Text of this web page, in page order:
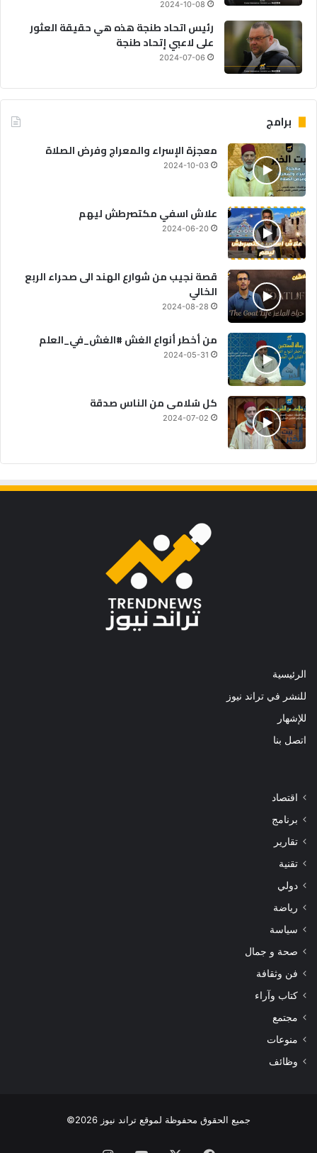
2024-10-08
رئيس اتحاد طنجة هذه هي حقيقة العثور
على لاعبي إتحاد طنجة
2024-07-06
برامج
معجزة الإسراء والمعراج وفرض الصلاة
2024-10-03
علاش اسفي مكتصرطش ليهم
2024-06-20
قصة نجيب من شوارع الهند الى صحراء الربع
الخالي
2024-08-28
من أخطر أنواع الغش #الغش_في_العلم
2024-05-31
كل سُلامى من الناس صدقة
2024-07-02
الرئيسية
للنشر في تراند نيوز
للإشهار
اتصل بنا
اقتصاد
برنامج
تقارير
تقنية
دولي
رياضة
سياسة
صحة و جمال
فن وثقافة
كتاب وآراء
مجتمع
منوعات
وظائف
جميع الحقوق محفوظة لموقع تراند نيوز 2026©